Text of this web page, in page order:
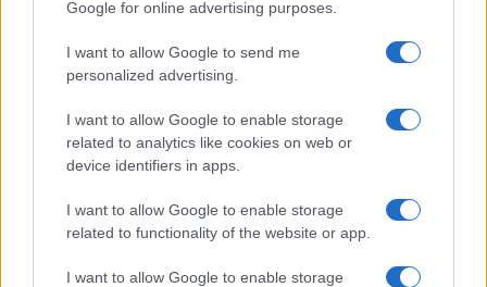
Google for online advertising purposes.
I want to allow Google to send me
personalized advertising.
I want to allow Google to enable storage
related to analytics like cookies on web or
device identifiers in apps.
I want to allow Google to enable storage
related to functionality of the website or app.
I want to allow Google to enable storage
elemző műsor a baloldal hazugságairól
talk-show
Gerilla Bár